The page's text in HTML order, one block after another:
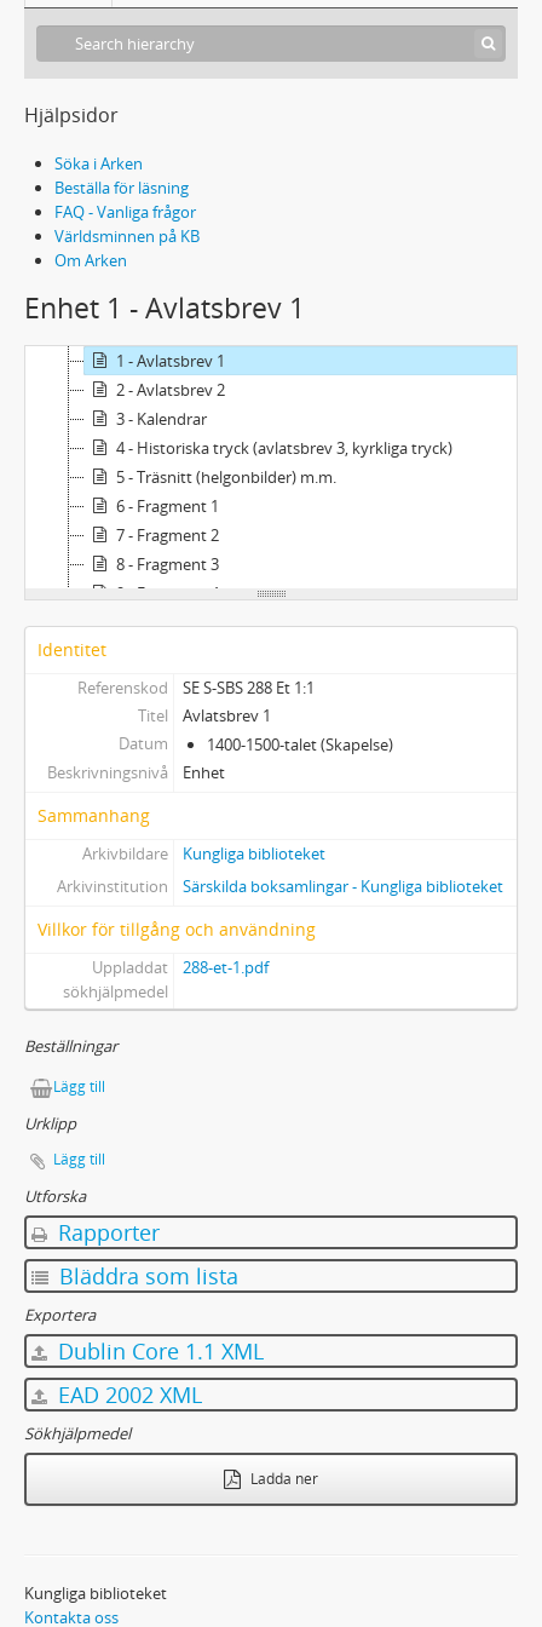
Hjälpsidor
Söka i Arken
Beställa för läsning
FAQ - Vanliga frågor
Världsminnen på KB
Om Arken
Enhet 1 - Avlatsbrev 1
1 - Avlatsbrev 1
2 - Avlatsbrev 2
3 - Kalendrar
4 - Historiska tryck (avlatsbrev 3, kyrkliga tryck)
5 - Träsnitt (helgonbilder) m.m.
6 - Fragment 1
7 - Fragment 2
8 - Fragment 3
9 - Fragment 4
10 - Fragment 5
12 - Fragment 7
Identitet
Referenskod
SE S-SBS 288 Et 1:1
Titel
Avlatsbrev 1
Datum
1400-1500-talet (Skapelse)
Beskrivningsnivå
Enhet
Sammanhang
Arkivbildare
Kungliga biblioteket
Arkivinstitution
Särskilda boksamlingar - Kungliga biblioteket
Villkor för tillgång och användning
Uppladdat
sökhjälpmedel
288-et-1.pdf
Beställningar
Lägg till
Urklipp
Lägg till
Utforska
Rapporter
Bläddra som lista
Exportera
Dublin Core 1.1 XML
EAD 2002 XML
Sökhjälpmedel
Ladda ner
Kungliga biblioteket
Kontakta oss